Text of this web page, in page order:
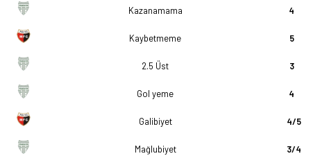
Kazanamama 4
Kaybetmeme 5
2.5 Üst 3
Gol yeme 4
Galibiyet 4/5
Mağlubiyet 3/4